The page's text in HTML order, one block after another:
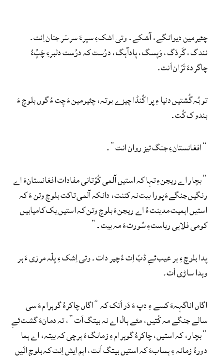
چئیرمین دیوانگے، آشکے۔ وتی اشکءِ سپرءَ سرسَر جنان اِنت۔
نندگ، گَردَگ، وَپسگ، پادآہگ، درُست کہ درُست دلبرءِ چَپُءُ
چاگردءَ تَرّان اَنت۔
تو بُہ گُشتیں دنیا ءِ پرا کُنڈا چیزے بوتہ، چئیرمین ءَ چِت ءُ گوں بلوچ ءَ
بندوک کُت۔
”افغانستانءِ جنگ تیز روان انت“۔
”بچار اے ریجنءِ تہا کہ استیں آلمی کُوّتانی مفادات افغانستانءَ اے
رنگیں جنگےءَ پورا بیت نہ کننت، دانکہ آلمی تاکت بلوچ وتن ءَ کہ
استیں اہمیت مدینت ءُ اے ریجنءَ بلوچ وتن کہ استیں یک کامیابیں
کومی فلاہی ریاستءِ سُورتءَ مہ بیت۔“
پدا بلوچ ءِ ہر عیب ئےِ ڈبّ اِت ءُ چیر دات۔ وتی اِشک ءِ پلّہ مرزی ءَ ہر
وہدا ساڑی اَت۔
اگاں اناگہہءَ کسے ءِ دپ ءَ دَر اَتک کہ ”اگاں چاکرءُ گوہرام ءَ سی
سالے جنگے مہ کُتیں، مئے ہال اے نہ بیتگ اَت“، تہ دمانءَ گشت ئےِ
”بچار، کہ استیں، چاکرءُ گوہرام ءِ زمانگ ءَ ہرچی کہ بیتہ، اے ہما
دورءُ زمانہ ءِ ہسابءَ کہ استیں بیتگ اَنت، اہم ایش اِنت کہ بلوچ انّیں